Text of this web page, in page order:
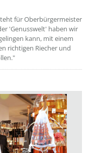
für Oberbürgermeister
'Genusswelt' haben wir
kann, mit einem
richtigen Riecher und